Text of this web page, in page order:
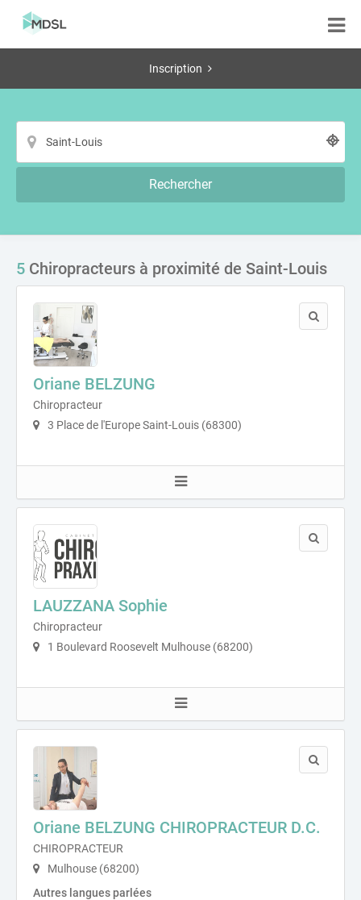
Inscription
Rechercher
5 Chiropracteurs à proximité de Saint-Louis
Oriane BELZUNG
Chiropracteur
3 Place de l'Europe Saint-Louis (68300)
LAUZZANA Sophie
Chiropracteur
1 Boulevard Roosevelt Mulhouse (68200)
Oriane BELZUNG CHIROPRACTEUR D.C.
CHIROPRACTEUR
Mulhouse (68200)
Autres langues parlées